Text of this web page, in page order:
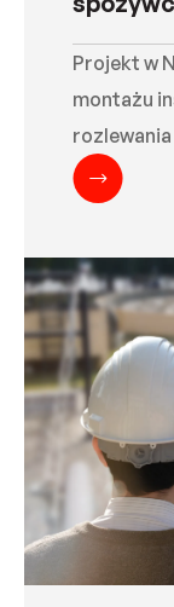
Projekt w
montażu